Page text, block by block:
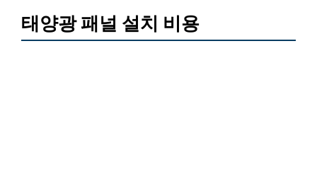
태양광 패널 설치 비용